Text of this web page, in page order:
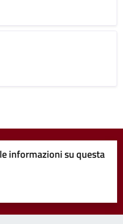
informazioni su questa
su 5
su 5